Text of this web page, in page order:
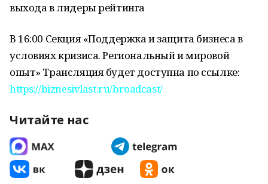
выхода в лидеры рейтинга
В 16:00 Секция «Поддержка и защита бизнеса в
условиях кризиса. Региональный и мировой
опыт» Трансляция будет доступна по ссылке:
https://biznesivlast.ru/broadcast/
Читайте нас